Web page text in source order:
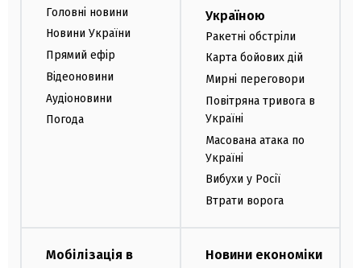
Головні новини
Новини України
Прямий ефір
Відеоновини
Аудіоновини
Погода
Україною
Ракетні обстріли
Карта бойових дій
Мирні переговори
Повітряна тривога в
Україні
Масована атака по
Україні
Вибухи у Росії
Втрати ворога
Мобілізація в
Новини економіки